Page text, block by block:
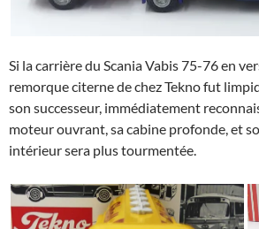
Si la carrière du Scania Vabis 75-76 en
remorque citerne de chez Tekno fut
son successeur, immédiatement
moteur ouvrant, sa cabine profonde, et
intérieur sera plus tourmentée.